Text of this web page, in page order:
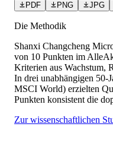
PDF PNG JPG
Die Methodik
Shanxi Changcheng
von 10 Punkten im
Kriterien aus Wachstum,
In drei unabhängigen 50-
MSCI World) erzielten
Punkten konsistent die
Zur wissenschaftlichen